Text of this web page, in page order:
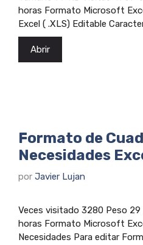
horas Formato Microsoft
Excel ( .XLS) Editable
Abrir
Formato de
Necesidades
por Javier Lujan
Veces visitado 3280 Peso 29
horas Formato Microsoft
Necesidades Para editar